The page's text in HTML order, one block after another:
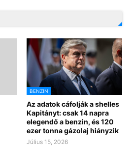
BENZIN
Az adatok cáfolják a shelles
Kapitányt: csak 14 napra
elegendő a benzin, és 120
ezer tonna gázolaj hiányzik
Július 15, 2026